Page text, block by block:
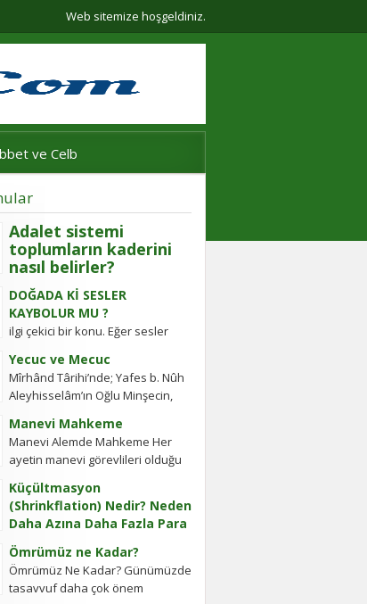
Web sitemize hoşgeldiniz.
ve Celb
Adalet sistemi
toplumların kaderini
nasıl belirler?
Adalet sistemi güçlü olmayan
ülkelerde halkın değişim gücü
tarihten bugüne toplumsal
hareketleri şekillendirdi. Detayları
keşfedin!
DOĞADA Kİ SESLER
KAYBOLUR MU ?
ilgi çekici bir konu. Eğer sesler
sonra ulaşabilmek mümkün
müdür? Tübitak’a sormuşlar,
cevap vermiş. Soru: Ses bir...
Yecuc ve Mecuc
Mîrhând Târihi’nde; Yafes b. Nûh
Aleyhisselâm’ın Oğlu Minşecin,
Olup, Yafes’in Evlâdı Âleme
Dağıldıkta, Bunlar...
Manevi Mahkeme
Manevi Alemde Mahkeme Her
ayetin manevi görevlileri olduğu
bu kullar manevi mahkeme
görevlileridir.Ayetel kürsi...
Küçültmasyon
(Shrinkflation) Nedir? Neden
Daha Azına Daha Fazla Para
Ödüyoruz?
En sevdiğiniz çikolatanın biraz
daha küçük olduğunu, aynı
büyüklükteki pakette daha az
Ömrümüz ne Kadar?
Ömrümüz Ne Kadar? Günümüzde
tasavvuf daha çok önem